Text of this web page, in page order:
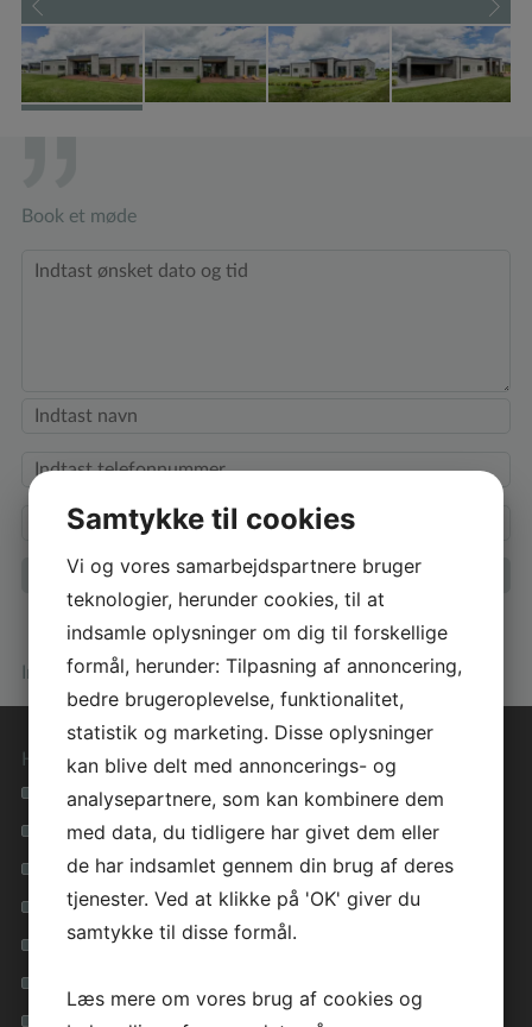
Book et møde
Info om huset
Hurtige genveje
Se alle vores hustyper
Materialevalg i høj kvalitet
Tryghed i hele forløbet
Lavenergihuse for miljøet
Få inspiration i vores galleri
Privatlivspolitik
Samtykke til cookies
Vi og vores samarbejdspartnere bruger
teknologier, herunder cookies, til at
indsamle oplysninger om dig til forskellige
formål, herunder: Tilpasning af annoncering,
bedre brugeroplevelse, funktionalitet,
statistik og marketing. Disse oplysninger
kan blive delt med annoncerings- og
analysepartnere, som kan kombinere dem
med data, du tidligere har givet dem eller
de har indsamlet gennem din brug af deres
tjenester. Ved at klikke på 'OK' giver du
samtykke til disse formål.
Læs mere om vores brug af cookies og